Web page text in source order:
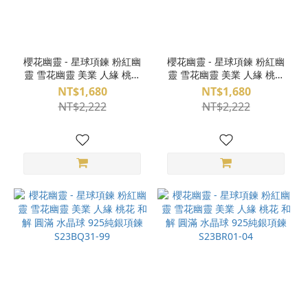
櫻花幽靈 - 星球項鍊 粉紅幽
靈 雪花幽靈 美業 人緣 桃花
和解 圓滿 水晶球 925純銀項
鍊 S23BR01-01
NT$1,680
NT$2,222
櫻花幽靈 - 星球項鍊 粉紅幽
靈 雪花幽靈 美業 人緣 桃花
和解 圓滿 水晶球 925純銀項
鍊 S23BR01-06
NT$1,680
NT$2,222